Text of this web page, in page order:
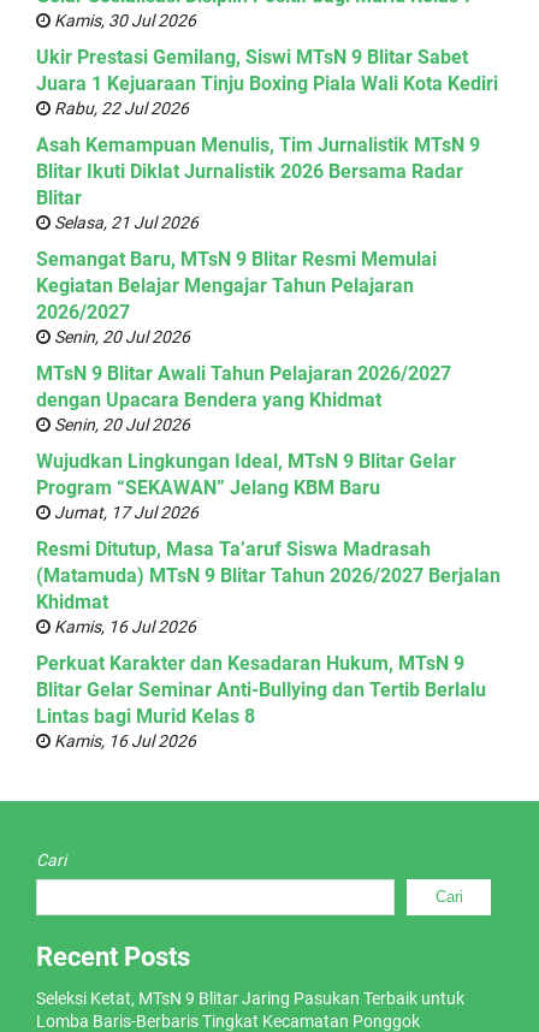
Kamis, 30 Jul 2026
Ukir Prestasi Gemilang, Siswi MTsN 9 Blitar Sabet
Juara 1 Kejuaraan Tinju Boxing Piala Wali Kota Kediri
Rabu, 22 Jul 2026
Asah Kemampuan Menulis, Tim Jurnalistik MTsN 9
Blitar Ikuti Diklat Jurnalistik 2026 Bersama Radar
Blitar
Selasa, 21 Jul 2026
Semangat Baru, MTsN 9 Blitar Resmi Memulai
Kegiatan Belajar Mengajar Tahun Pelajaran
2026/2027
Senin, 20 Jul 2026
MTsN 9 Blitar Awali Tahun Pelajaran 2026/2027
dengan Upacara Bendera yang Khidmat
Senin, 20 Jul 2026
Wujudkan Lingkungan Ideal, MTsN 9 Blitar Gelar
Program “SEKAWAN” Jelang KBM Baru
Jumat, 17 Jul 2026
Resmi Ditutup, Masa Ta’aruf Siswa Madrasah
(Matamuda) MTsN 9 Blitar Tahun 2026/2027 Berjalan
Khidmat
Kamis, 16 Jul 2026
Perkuat Karakter dan Kesadaran Hukum, MTsN 9
Blitar Gelar Seminar Anti-Bullying dan Tertib Berlalu
Lintas bagi Murid Kelas 8
Kamis, 16 Jul 2026
Cari
Cari
Recent Posts
Seleksi Ketat, MTsN 9 Blitar Jaring Pasukan Terbaik untuk
Lomba Baris-Berbaris Tingkat Kecamatan Ponggok